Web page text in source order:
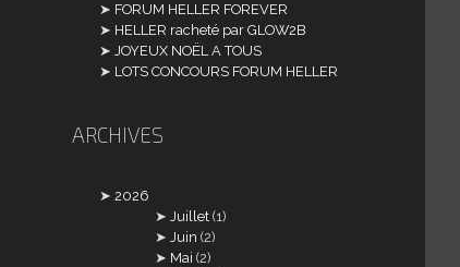
FORUM HELLER FOREVER
HELLER racheté par GLOW2B
JOYEUX NOËL A TOUS
LOTS CONCOURS FORUM HELLER
ARCHIVES
2026
Juillet (1)
Juin (2)
Mai (2)